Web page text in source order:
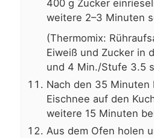
400 g Zucker
weitere 2–3 Minuten
(Thermomix:
Eiweiß und Zucker in
und 4 Min./Stufe 3.5
Nach den 35 Minuten
Eischnee auf den
weitere 15 Minuten
Aus dem Ofen holen